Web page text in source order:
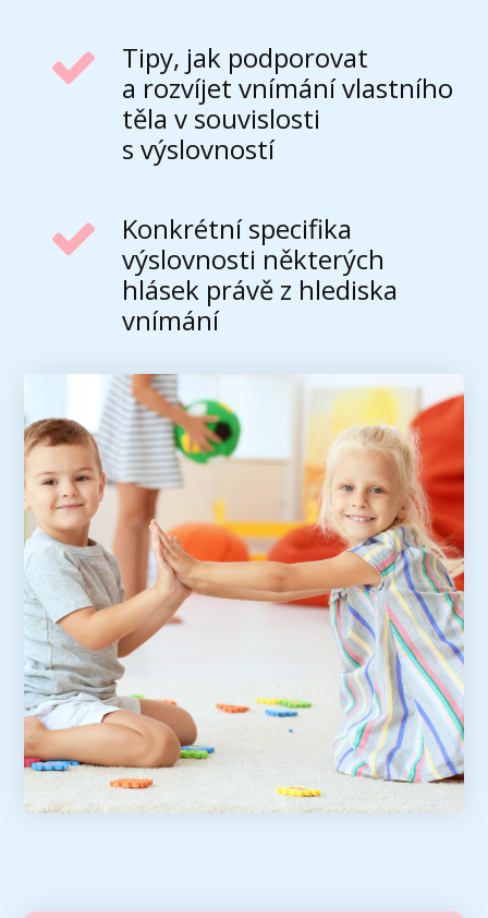
Tipy, jak podporovat
a rozvíjet vnímání vlastního
těla v souvislosti
s výslovností
Konkrétní specifika
výslovnosti některých
hlásek právě z hlediska
vnímání